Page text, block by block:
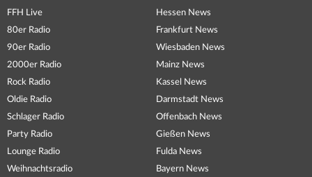
FFH Live
80er Radio
90er Radio
2000er Radio
Rock Radio
Oldie Radio
Schlager Radio
Party Radio
Lounge Radio
Weihnachtsradio
Hessen News
Frankfurt News
Wiesbaden News
Mainz News
Kassel News
Darmstadt News
Offenbach News
Gießen News
Fulda News
Bayern News